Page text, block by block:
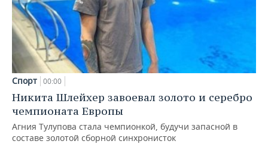
Спорт 00:00
Никита Шлейхер завоевал золото и серебро
чемпионата Европы
Агния Тулупова стала чемпионкой, будучи запасной в
составе золотой сборной синхронисток